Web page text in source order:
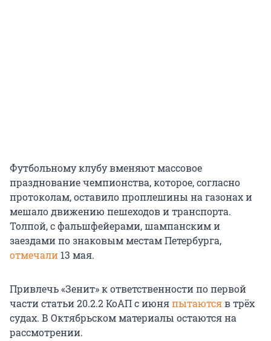
Футбольному клубу вменяют массовое
празднование чемпионства, которое, согласно
протоколам, оставило проплешины на газонах и
мешало движению пешеходов и транспорта.
Толпой, с фальшфейерами, шампанским и
заездами по знаковым местам Петербурга,
отмечали 13 мая.
Привлечь «Зенит» к ответственности по первой
части статьи 20.2.2 КоАП с июняпытаютсяв трёх
судах. В Октябрьском материалы остаются на
рассмотрении.